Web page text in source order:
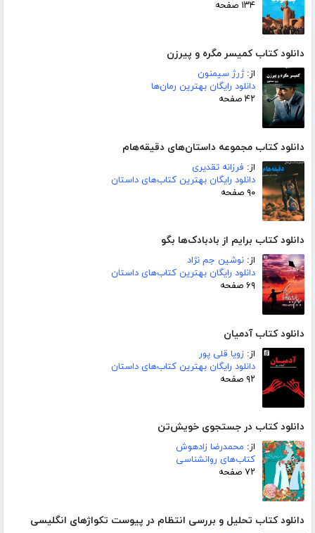
۱۳۴ صفحه
دانلود کتاب کمیسر مگره و پیرزن
از:ژرژ سیمنون
دانلود رایگان بهترین رمان‌ها
۴۲ صفحه
دانلود کتاب مجموعه داستان‌های دقیقه‌هام
از: فرزانه تقدیری
دانلود رایگان بهترین کتاب‌های داستان
۹۰ صفحه
دانلود کتاب برایم از بادبادک‌ها بگو
از: نوشین جم نژاد
دانلود رایگان بهترین کتاب‌های داستان
۶۹ صفحه
دانلود کتاب آدمیان
از: زویا قلی پور
دانلود رایگان بهترین کتاب‌های داستان
۹۲ صفحه
دانلود کتاب در جستجوی خویش‌تن
از: محمدرضا زادهوش
کتاب‌های روانشناسی
۷۲ صفحه
دانلود کتاب تحلیل و بررسی انتظام در پیوست تکواژهای انگلیسی